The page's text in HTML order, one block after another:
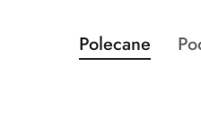
Pomiń karuzelę
Produkty
o
Polecane